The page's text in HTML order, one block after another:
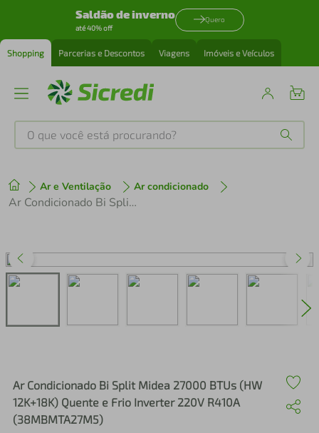
Saldão de inverno
até 40% off
Quero
Shopping Parcerias e Descontos Viagens Imóveis e Veículos
O que você está procurando?
Ar e Ventilação Ar condicionado
Ar Condicionado Bi Split Midea 27000 BTUs (HW 12K+18K) Quente e Frio Inverter 220V R410A (38MBMTA27M5)
Ar Condicionado Bi Split Midea 27000 BTUs (HW
12K+18K) Quente e Frio Inverter 220V R410A
(38MBMTA27M5)
1º tenis
perfume